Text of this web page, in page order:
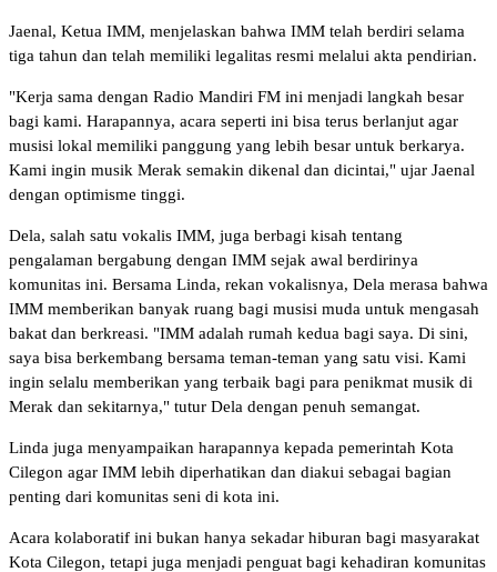
Jaenal, Ketua IMM, menjelaskan bahwa IMM telah berdiri selama
tiga tahun dan telah memiliki legalitas resmi melalui akta pendirian.
"Kerja sama dengan Radio Mandiri FM ini menjadi langkah besar
bagi kami. Harapannya, acara seperti ini bisa terus berlanjut agar
musisi lokal memiliki panggung yang lebih besar untuk berkarya.
Kami ingin musik Merak semakin dikenal dan dicintai," ujar Jaenal
dengan optimisme tinggi.
Dela, salah satu vokalis IMM, juga berbagi kisah tentang
pengalaman bergabung dengan IMM sejak awal berdirinya
komunitas ini. Bersama Linda, rekan vokalisnya, Dela merasa bahwa
IMM memberikan banyak ruang bagi musisi muda untuk mengasah
bakat dan berkreasi. "IMM adalah rumah kedua bagi saya. Di sini,
saya bisa berkembang bersama teman-teman yang satu visi. Kami
ingin selalu memberikan yang terbaik bagi para penikmat musik di
Merak dan sekitarnya," tutur Dela dengan penuh semangat.
Linda juga menyampaikan harapannya kepada pemerintah Kota
Cilegon agar IMM lebih diperhatikan dan diakui sebagai bagian
penting dari komunitas seni di kota ini.
Acara kolaboratif ini bukan hanya sekadar hiburan bagi masyarakat
Kota Cilegon, tetapi juga menjadi penguat bagi kehadiran komunitas